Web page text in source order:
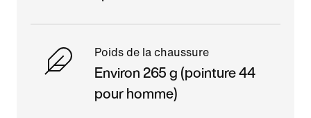
Poids de la chaussure
Environ 265 g (pointure 44
pour homme)